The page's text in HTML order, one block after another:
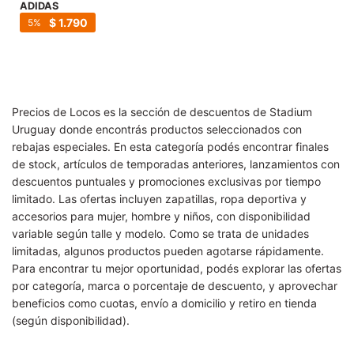
ADIDAS
$1.790
5
Precios de Locos es la sección de descuentos de Stadium
Uruguay donde encontrás productos seleccionados con
rebajas especiales. En esta categoría podés encontrar finales
de stock, artículos de temporadas anteriores, lanzamientos con
descuentos puntuales y promociones exclusivas por tiempo
limitado. Las ofertas incluyen zapatillas, ropa deportiva y
accesorios para mujer, hombre y niños, con disponibilidad
variable según talle y modelo. Como se trata de unidades
limitadas, algunos productos pueden agotarse rápidamente.
Para encontrar tu mejor oportunidad, podés explorar las ofertas
por categoría, marca o porcentaje de descuento, y aprovechar
beneficios como cuotas, envío a domicilio y retiro en tienda
(según disponibilidad).